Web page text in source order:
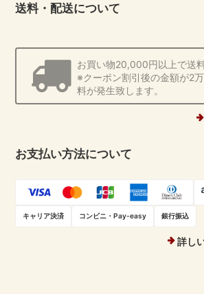
送料・配送について
お買い物20,000円以上で送
※クーポン割引後の金額が2
料が発生致します。
お支払い方法について
キャリア決済 コンビニ・Pay-easy 銀行振込
詳し